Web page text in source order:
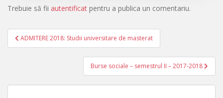
Trebuie să fii autentificat pentru a publica un comentariu.
Navigare în articole
ADMITERE 2018: Studii universitare de masterat
Burse sociale – semestrul II – 2017-2018